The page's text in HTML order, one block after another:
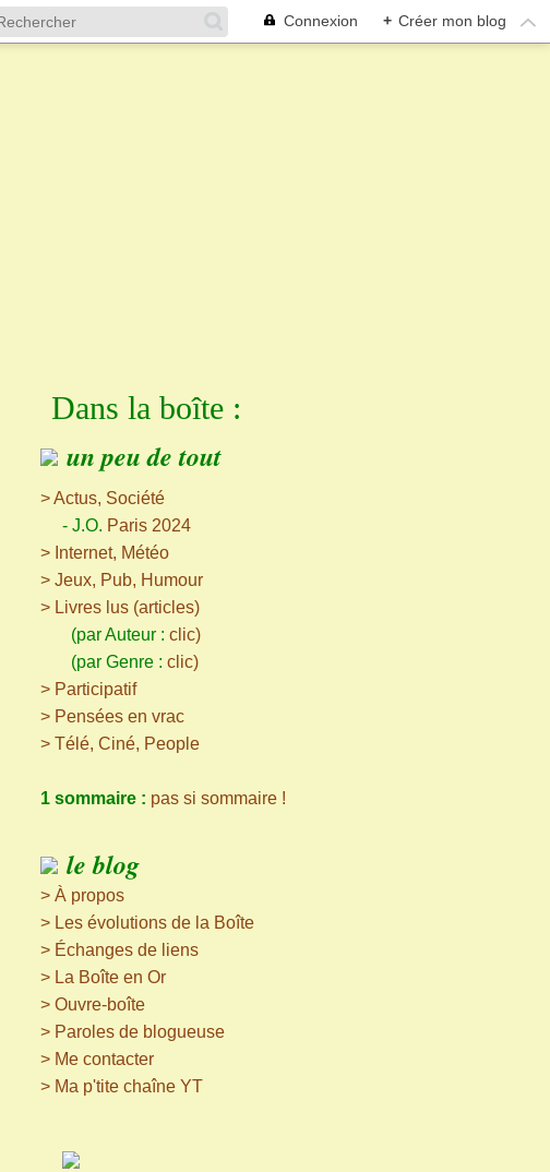
Connexion + Créer mon blog
Dans la boîte :
un peu de tout
> Actus, Société
- J.O. Paris 2024
> Internet, Météo
> Jeux, Pub, Humour
> Livres lus (articles)
(par Auteur : clic)
(par Genre : clic)
> Participatif
> Pensées en vrac
> Télé, Ciné, People
1 sommaire : pas si sommaire !
le blog
> À propos
> Les évolutions de la Boîte
> Échanges de liens
> La Boîte en Or
> Ouvre-boîte
> Paroles de blogueuse
> Me contacter
> Ma p'tite chaîne YT